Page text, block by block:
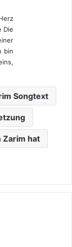
Die
bin
Songtext
Zarim hat